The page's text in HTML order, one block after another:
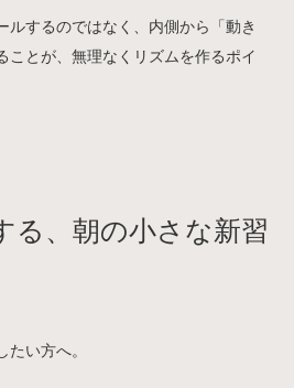
ルするのではなく、内側から「動き
ことが、無理なくリズムを作るポイ
る、朝の小さな新習
い方へ。